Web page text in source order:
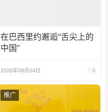
在巴西里约邂逅“舌尖上的
中国”
2026年08月04日 0
推广